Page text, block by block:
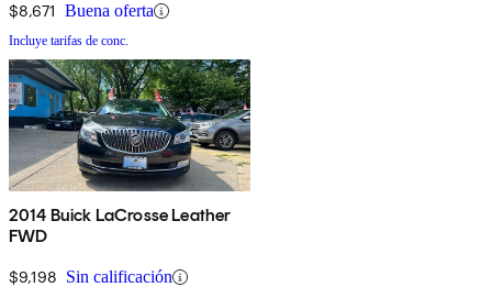
$8,671 Buena oferta
Incluye tarifas de conc.
2014 Buick LaCrosse Leather
FWD
$9,198 Sin calificación